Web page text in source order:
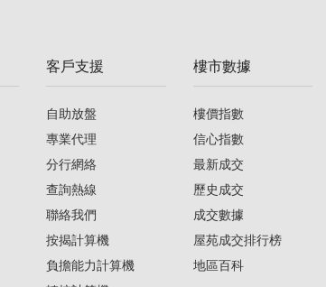
03/08/2026)
客戶支援
自助放盤
專業代理
分行網絡
查詢熱線
聯絡我們
按揭計算機
負擔能力計算機
樓市數據
樓價指數
信心指數
最新成交
歷史成交
成交數據
屋苑成交排行榜
地區百科